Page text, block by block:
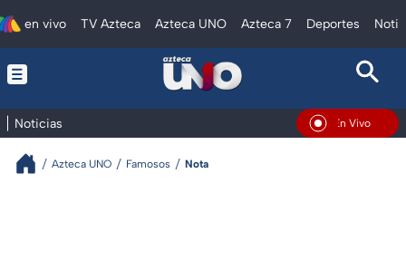
en vivo TV Azteca Azteca UNO Azteca 7 Deportes
Noticias En Vivo
Azteca UNO Famosos Nota